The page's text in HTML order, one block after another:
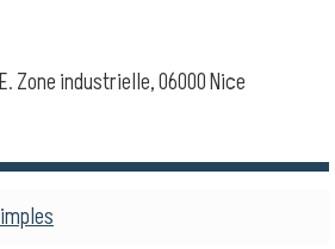
Zone industrielle, 06000 Nice